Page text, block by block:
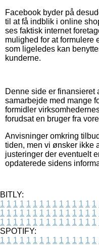
Facebook byder på
til at få indblik i online
ses faktisk internet
mulighed for at formulere
som ligeledes kan
kunderne.
Denne side er
samarbejde med mange
formidler
forudsat en bruger fra
Anvisninger omkring
tiden, men vi ønsker ikke
justeringer der eventuelt
opdaterede sidens
BITLY:
1 1 1 1 1 1 1 1 1 1 1 1 1 1 1
1 1 1 1 1 1 1 1 1 1 1 1 1 1 1
1 1 1 1 1 1 1 1 1 1 1 1 1 1 1
SPOTIFY:
1 1 1 1 1 1 1 1 1 1 1 1 1 1 1